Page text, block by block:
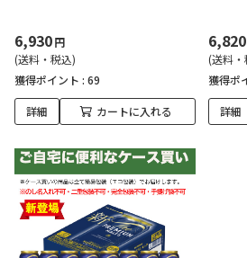
6,930円
(送料・税込)
獲得ポイント : 69
詳細 カートに入れる
6,820
(送料・
獲得ポ
詳細